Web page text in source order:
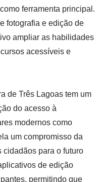
ferramenta principal.
fotografia e edição de
ampliar as habilidades
acessíveis e
de Três Lagoas tem um
do acesso à
modernos como
um compromisso da
cidadãos para o futuro
de edição
permitindo que